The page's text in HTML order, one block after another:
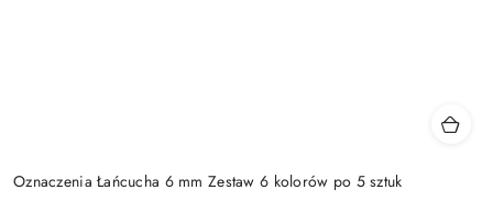
Oznaczenia Łańcucha 6 mm Zestaw 6 kolorów po 5 sztuk